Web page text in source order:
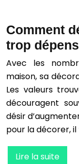
Comment
trop
Avec les
maison, sa
Les valeurs
découragent
désir
pour la décorer,
Lire la suite